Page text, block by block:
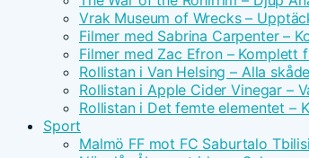
Vrak Museum of Wrecks –
Filmer med Sabrina Carpenter –
Filmer med Zac Efron –
Rollistan i Van Helsing – Alla
Rollistan i Apple Cider Vinegar –
Rollistan i Det femte elementet –
Sport
Malmö FF mot FC Saburtalo